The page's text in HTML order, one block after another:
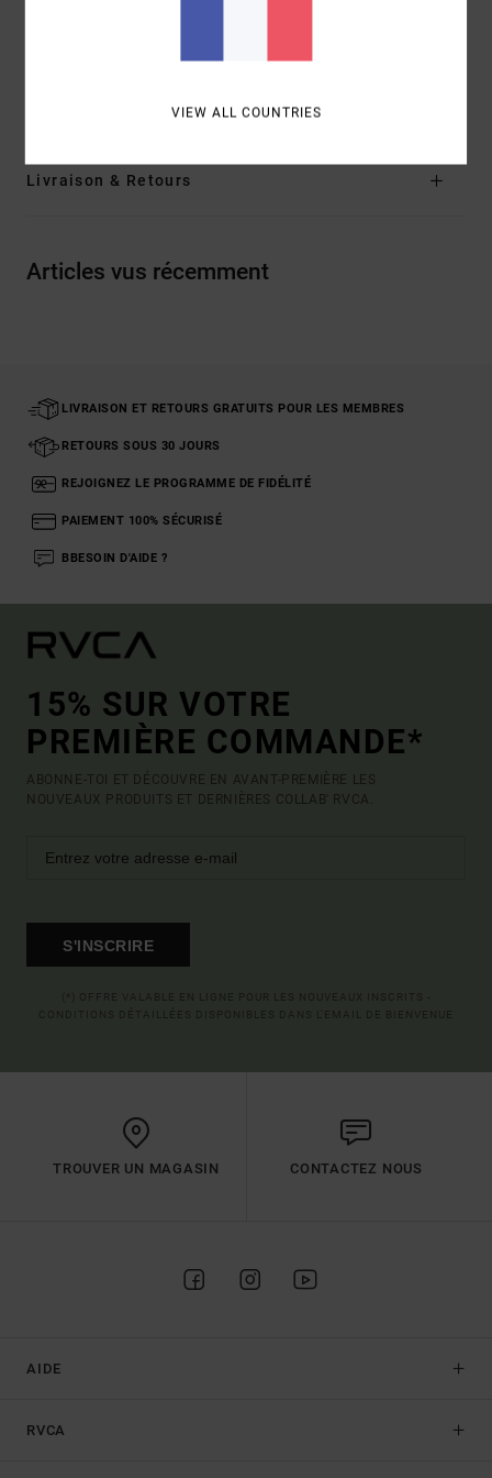
Livraison & Retours
Articles vus récemment
LIVRAISON ET RETOURS GRATUITS POUR LES MEMBRES
RETOURS SOUS 30 JOURS
REJOIGNEZ LE PROGRAMME DE FIDÉLITÉ
PAIEMENT 100% SÉCURISÉ
BBESOIN D'AIDE ?
15% SUR VOTRE
PREMIÈRE COMMANDE*
ABONNE-TOI ET DÉCOUVRE EN AVANT-PREMIÈRE LES
NOUVEAUX PRODUITS ET DERNIÈRES COLLAB' RVCA.
S'INSCRIRE
TROUVER UN MAGASIN CONTACTEZ NOUS
AIDE
RVCA
VIEW ALL COUNTRIES